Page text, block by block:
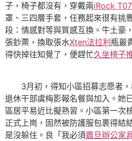
子，椅子都沒有，穿戴兩iRock T07
罩、三四層手套，任務起來很有挑
段：情感對等與質感互換。牛土豪
張鈔票，換取張水Xten法拉利 瓶最
得快掉往知覺了，便趕忙久坐椅子
3月初，得知小區招募志愿者，
退休干部虞梅影報名餐與加入。她
區居平易近比擬熟習。小區第一次
正式上崗，固然被防護服包裹得結
是沒躲住。良「我必須震旦辦公家